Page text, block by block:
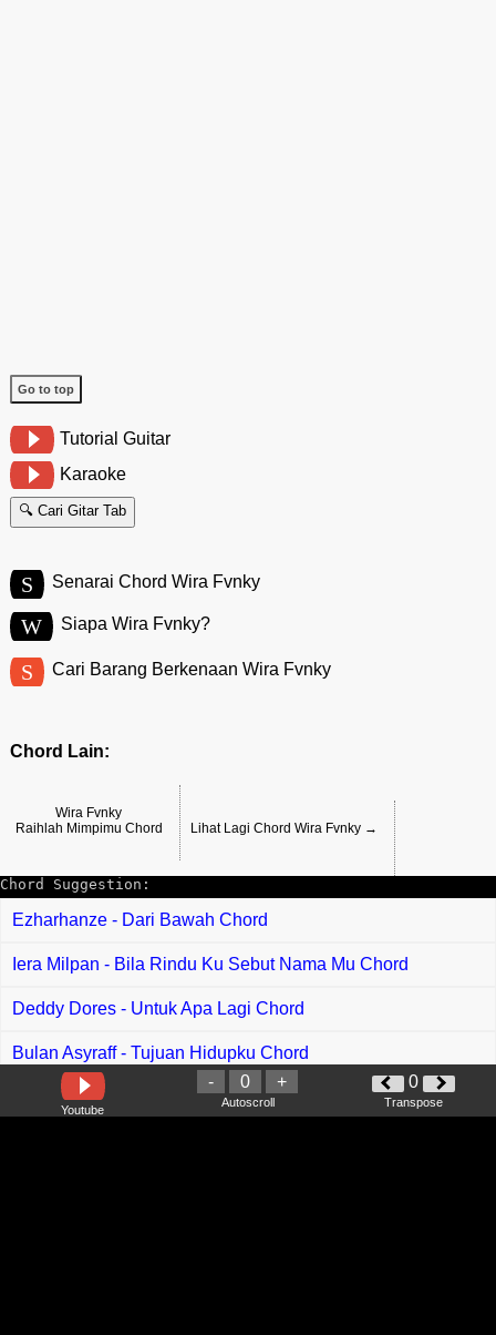
Go to top
Tutorial Guitar
Karaoke
🔍 Cari Gitar Tab
S Senarai Chord Wira Fvnky
W Siapa Wira Fvnky?
S Cari Barang Berkenaan Wira Fvnky
Chord Lain:
Wira Fvnky
Raihlah Mimpimu Chord
Lihat Lagi Chord Wira Fvnky →
Chord Suggestion:
Ezharhanze - Dari Bawah Chord
Iera Milpan - Bila Rindu Ku Sebut Nama Mu Chord
Deddy Dores - Untuk Apa Lagi Chord
Bulan Asyraff - Tujuan Hidupku Chord
El Riss, Fana Ibrahim - Adat Bercinta Chord
Youtube
- 0 +
Autoscroll
0
Transpose